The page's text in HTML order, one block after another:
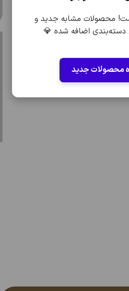
محصولات مشابه جدید و
اضافه شده 💎
محصولات جدید